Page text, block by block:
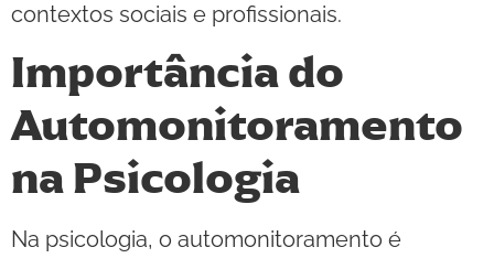
contextos sociais e profissionais.
Importância do
Automonitoramento
na Psicologia
Na psicologia, o automonitoramento é